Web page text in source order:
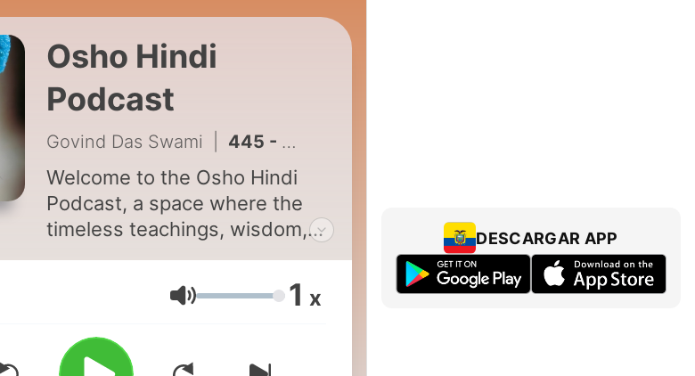
Osho Hindi
Podcast
Govind Das Swami 445 - Kan Thore Kankar Ghane - EP 7
Welcome to the Osho Hindi
Podcast, a space where the
timeless teachings, wisdom,
and philosophy of Osho are
shared to guide you toward
inner awareness, meditation,
mindfulness, and self-
transformation.
Volumen 1 x
DESCARGAR APP